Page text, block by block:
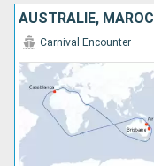
AUSTRALIE, MAROC
Carnival Encounter